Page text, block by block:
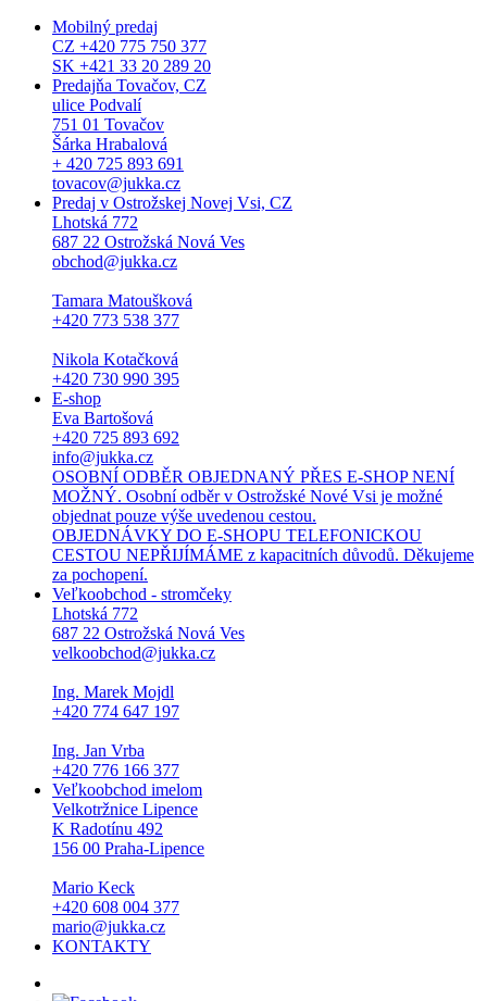
Mobilný predaj
CZ +420 775 750 377
SK +421 33 20 289 20
Predajňa Tovačov, CZ
ulice Podvalí
751 01 Tovačov
Šárka Hrabalová
+ 420 725 893 691
tovacov@jukka.cz
Predaj v Ostrožskej Novej Vsi, CZ
Lhotská 772
687 22 Ostrožská Nová Ves
obchod@jukka.cz
Tamara Matoušková
+420 773 538 377
Nikola Kotačková
+420 730 990 395
E-shop
Eva Bartošová
+420 725 893 692
info@jukka.cz
OSOBNÍ ODBĚR OBJEDNANÝ PŘES E-SHOP NENÍ
MOŽNÝ. Osobní odběr v Ostrožské Nové Vsi je možné
objednat pouze výše uvedenou cestou.
OBJEDNÁVKY DO E-SHOPU TELEFONICKOU
CESTOU NEPŘIJÍMÁME z kapacitních důvodů. Děkujeme
za pochopení.
Veľkoobchod - stromčeky
Lhotská 772
687 22 Ostrožská Nová Ves
velkoobchod@jukka.cz
Ing. Marek Mojdl
+420 774 647 197
Ing. Jan Vrba
+420 776 166 377
Veľkoobchod imelom
Velkotržnice Lipence
K Radotínu 492
156 00 Praha-Lipence
Mario Keck
+420 608 004 377
mario@jukka.cz
KONTAKTY